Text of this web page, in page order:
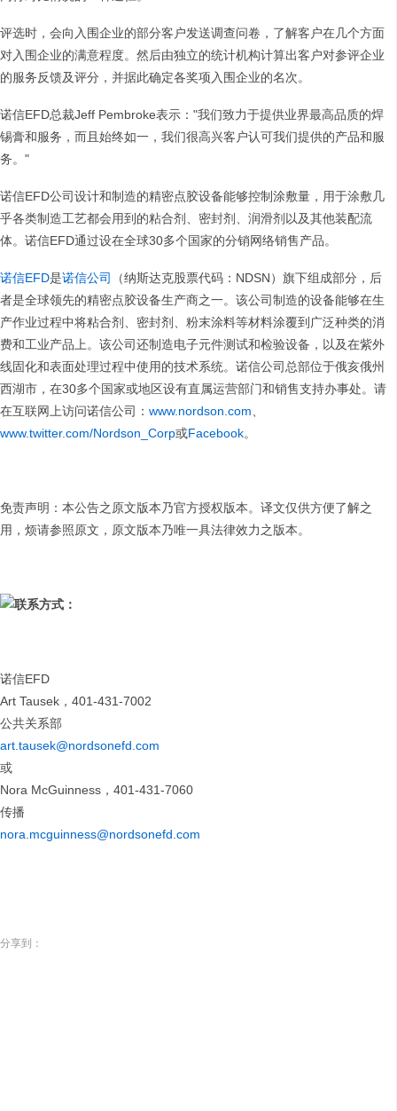
评选时，会向入围企业的部分客户发送调查问卷，了解客户在几个方面
对入围企业的满意程度。然后由独立的统计机构计算出客户对参评企业
的服务反馈及评分，并据此确定各奖项入围企业的名次。
诺信EFD总裁Jeff Pembroke表示："我们致力于提供业界最高品质的焊
锡膏和服务，而且始终如一，我们很高兴客户认可我们提供的产品和服
务。"
诺信EFD公司设计和制造的精密点胶设备能够控制涂敷量，用于涂敷几
乎各类制造工艺都会用到的粘合剂、密封剂、润滑剂以及其他装配流
体。诺信EFD通过设在全球30多个国家的分销网络销售产品。
诺信EFD是诺信公司
（纳斯达克股票代码：NDSN）旗下组成部分，后
者是全球领先的精密点胶设备生产商之一。该公司制造的设备能够在生
产作业过程中将粘合剂、密封剂、粉末涂料等材料涂覆到广泛种类的消
费和工业产品上。该公司还制造电子元件测试和检验设备，以及在紫外
线固化和表面处理过程中使用的技术系统。诺信公司总部位于俄亥俄州
西湖市，在30多个国家或地区设有直属运营部门和销售支持办事处。请
在互联网上访问诺信公司： www.nordson.com、
www.twitter.com/Nordson_Corp或Facebook。
免责声明：本公告之原文版本乃官方授权版本。译文仅供方便了解之
用，烦请参照原文，原文版本乃唯一具法律效力之版本。
联系方式 ：
诺信EFD
Art Tausek，401-431-7002
公共关系部
art.tausek@nordsonefd.com
或
Nora McGuinness，401-431-7060
传播
nora.mcguinness@nordsonefd.com
分享到：